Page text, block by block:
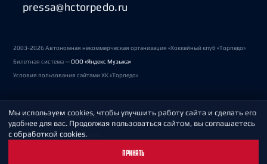
pressa@hctorpedo.ru
2003-2026 Автономная некоммерческая организация «Хоккейный клуб «Торпедо»
Билетная система —ООО «Яндекс Музыка»
Условия пользования сайтами ХК «Торпедо»
Политика обработки персональных данных
Пользовательское соглашение
Мы используем cookies, чтобы улучшить работу сайта и сделать его
удобнее для вас. Продолжая пользоваться сайтом, вы соглашаетесь
с обработкой cookies.
ПРИНЯТЬ